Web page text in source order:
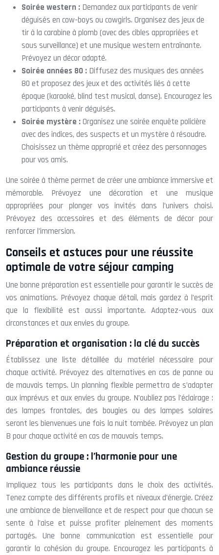
Soirée western : Demandez aux participants de venir
déguisés en cow-boys ou cowgirls. Organisez des jeux de
tir à la carabine à plomb (avec des cibles appropriées et
sous surveillance) et une musique western entraînante.
Prévoyez un décor adapté.
Soirée années 80 : Diffusez des musiques des années
80 et proposez des jeux et des activités liés à cette
époque (karaoké, blind test musical, danse). Encouragez les
participants à venir déguisés.
Soirée mystère : Organisez une soirée enquête policière
avec des indices, des suspects et un mystère à résoudre.
Choisissez un thème approprié et créez des personnages
pour vos amis.
Une soirée à thème permet de créer une ambiance immersive et
mémorable. Prévoyez une décoration et une musique
appropriées pour plonger vos invités dans l’univers choisi.
Prévoyez des accessoires et des éléments de décor pour
renforcer l’immersion.
Conseils et astuces pour une réussite
optimale de votre séjour camping
Une bonne préparation est essentielle pour garantir le succès de
vos animations. Prévoyez chaque détail, mais gardez à l’esprit
que la flexibilité est aussi importante. Adaptez-vous aux
circonstances et aux envies du groupe.
Préparation et organisation : la clé du succès
Établissez une liste détaillée du matériel nécessaire pour
chaque activité. Prévoyez des alternatives en cas de panne ou
de mauvais temps. Un planning flexible permettra de s’adapter
aux imprévus et aux envies du groupe. N’oubliez pas l’éclairage :
des lampes frontales, des bougies ou des lampes solaires
seront les bienvenues une fois la nuit tombée. Prévoyez un plan
B pour chaque activité en cas de mauvais temps.
Gestion du groupe : l’harmonie pour une
ambiance réussie
Impliquez tous les participants dans le choix des activités.
Tenez compte des différents profils et niveaux d’énergie. Créez
une ambiance de bienveillance et de respect pour que chacun se
sente à l’aise et puisse profiter pleinement des moments
partagés. Une bonne communication est essentielle pour
garantir la cohésion du groupe. Encouragez les participants à